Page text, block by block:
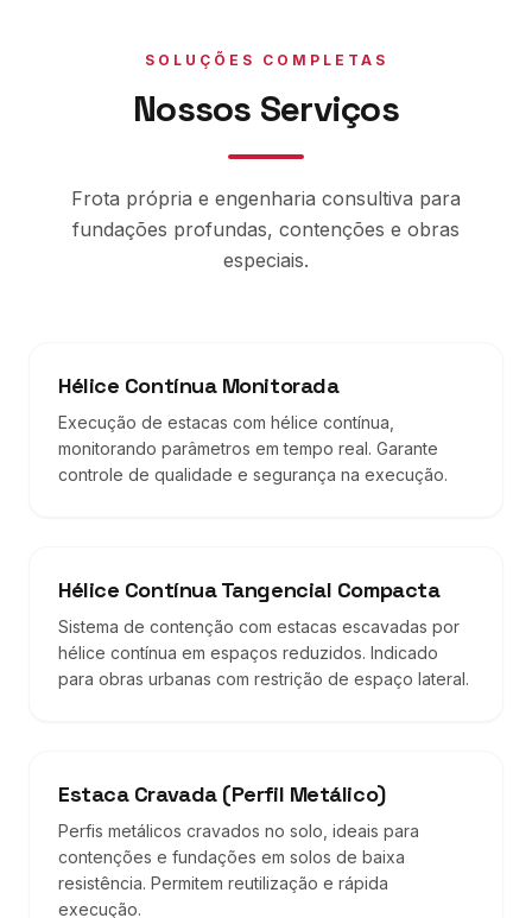
SOLUÇÕES COMPLETAS
Nossos Serviços
Frota própria e engenharia consultiva para
fundações profundas, contenções e obras
especiais.
Hélice Contínua Monitorada
Execução de estacas com hélice contínua,
monitorando parâmetros em tempo real. Garante
controle de qualidade e segurança na execução.
Hélice Contínua Tangencial Compacta
Sistema de contenção com estacas escavadas por
hélice contínua em espaços reduzidos. Indicado
para obras urbanas com restrição de espaço lateral.
Estaca Cravada (Perfil Metálico)
Perfis metálicos cravados no solo, ideais para
contenções e fundações em solos de baixa
resistência. Permitem reutilização e rápida
execução.